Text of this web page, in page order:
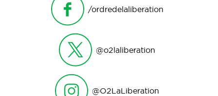
/ordredelaliberation
@o2laliberation
@O2LaLiberation